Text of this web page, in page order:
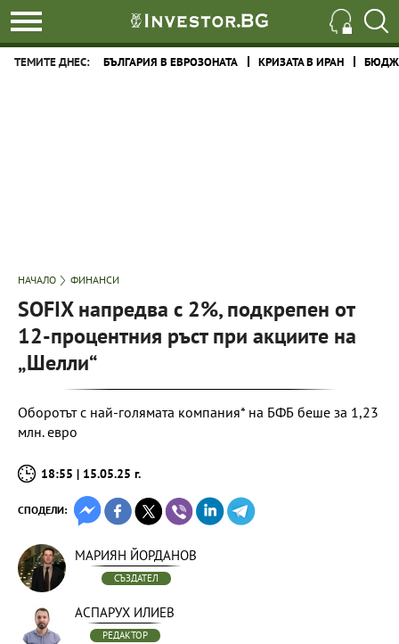
ТЕМИТЕ ДНЕС: БЪЛГАРИЯ В ЕВРОЗОНАТА КРИЗАТА В ИРАН
НАЧАЛО ФИНАНСИ
SOFIX напредва с 2%, подкрепен от
12-процентния ръст при акциите на
„Шелли“
Оборотът с най-голямата компания* на БФБ беше за 1,23
млн. евро
18:55 | 15.05.25 г.
СПОДЕЛИ:
МАРИЯН ЙОРДАНОВ
СЪЗДАТЕЛ
АСПАРУХ ИЛИЕВ
РЕДАКТОР